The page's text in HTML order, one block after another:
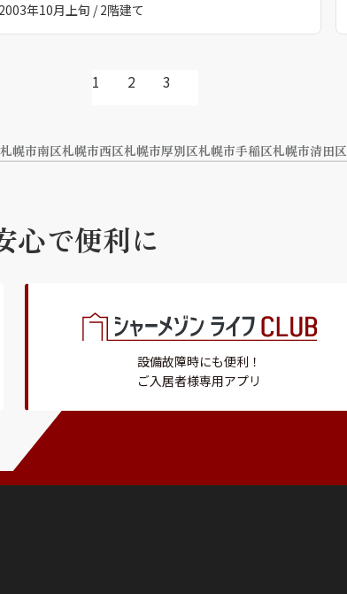
年10月上旬 / 2階建て
1 2 3
札幌市南区札幌市西区札幌市厚別区札幌市手稲区札幌市清田区
心で便利に
設備故障時にも便利！
ご入居者様専用アプリ